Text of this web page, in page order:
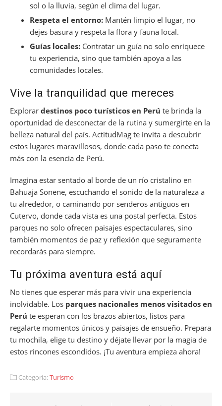
sol o la lluvia, según el clima del lugar.
Respeta el entorno: Mantén limpio el lugar, no
dejes basura y respeta la flora y fauna local.
Guías locales: Contratar un guía no solo enriquece
tu experiencia, sino que también apoya a las
comunidades locales.
Vive la tranquilidad que mereces
Explorar destinos poco turísticos en Perú te brinda la
oportunidad de desconectar de la rutina y sumergirte en la
belleza natural del país. ActitudMag te invita a descubrir
estos lugares maravillosos, donde cada paso te conecta
más con la esencia de Perú.
Imagina estar sentado al borde de un río cristalino en
Bahuaja Sonene, escuchando el sonido de la naturaleza a
tu alrededor, o caminando por senderos antiguos en
Cutervo, donde cada vista es una postal perfecta. Estos
parques no solo ofrecen paisajes espectaculares, sino
también momentos de paz y reflexión que seguramente
recordarás para siempre.
Tu próxima aventura está aquí
No tienes que esperar más para vivir una experiencia
inolvidable. Los parques nacionales menos visitados en
Perú te esperan con los brazos abiertos, listos para
regalarte momentos únicos y paisajes de ensueño. Prepara
tu mochila, elige tu destino y déjate llevar por la magia de
estos rincones escondidos. ¡Tu aventura empieza ahora!
Categoría:Turismo